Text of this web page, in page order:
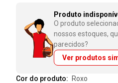
Produto
O produto
nossos estoques,
parecidos?
Ver produtos
Cor do produto: roxo